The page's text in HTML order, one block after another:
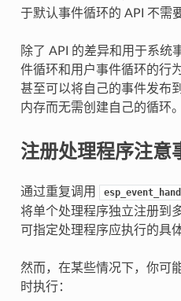
于默认事件循环的 API 不需
除了 API 的差异和用于系统
件循环和用户事件循环的行
甚至可以将自己的事件发布
内存而无需创建自己的循环。
注册处理程序注意
通过重复调用
将单个处理程序独立注册到
可指定处理程序应执行的具
然而，在某些情况下，你可
时执行：